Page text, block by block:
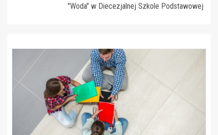
"Woda" w Diecezjalnej Szkole Podstawowej